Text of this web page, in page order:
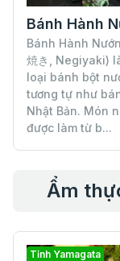
Bánh Hành
Bánh Hành
焼き, Negiyaki)
loại bánh bột
tương tự như
Nhật Bản. Món
được làm từ b...
Ẩm
Tỉnh Yamagata